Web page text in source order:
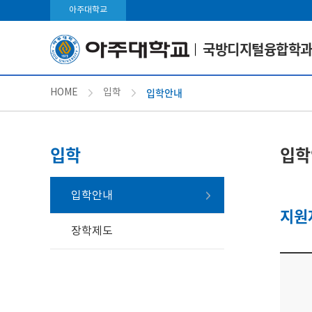
아주대학교
국방디지털융합학
HOME 입학 입학안내
입학
입학안내
장학제도
입
지